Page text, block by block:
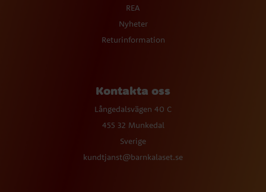
REA
Nyheter
Returinformation
Kontakta oss
Långedalsvägen 40 C
455 32 Munkedal
Sverige
kundtjanst@barnkalaset.se